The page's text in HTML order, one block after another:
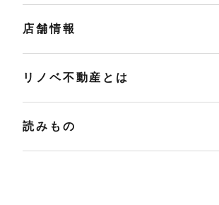
店舗情報
リノベ不動産とは
読みもの